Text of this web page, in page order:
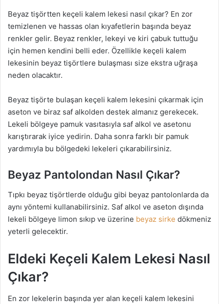
Beyaz tişörtten keçeli kalem lekesi nasıl çıkar? En zor
temizlenen ve hassas olan kıyafetlerin başında beyaz
renkler gelir. Beyaz renkler, lekeyi ve kiri çabuk tuttuğu
için hemen kendini belli eder. Özellikle keçeli kalem
lekesinin beyaz tişörtlere bulaşması size ekstra uğraşa
neden olacaktır.
Beyaz tişörte bulaşan keçeli kalem lekesini çıkarmak için
aseton ve biraz saf alkolden destek almanız gerekecek.
Lekeli bölgeye pamuk vasıtasıyla saf alkol ve asetonu
karıştırarak iyice yedirin. Daha sonra farklı bir pamuk
yardımıyla bu bölgedeki lekeleri çıkarabilirsiniz.
Beyaz Pantolondan Nasıl Çıkar?
Tıpkı beyaz tişörtlerde olduğu gibi beyaz pantolonlarda da
aynı yöntemi kullanabilirsiniz. Saf alkol ve aseton dışında
lekeli bölgeye limon sıkıp ve üzerine beyaz sirke dökmeniz
yeterli gelecektir.
Eldeki Keçeli Kalem Lekesi Nasıl
Çıkar?
En zor lekelerin başında yer alan keçeli kalem lekesini